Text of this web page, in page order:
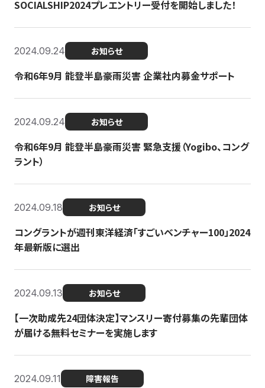
SOCIALSHIP2024プレエントリー受付を開始しました！
2024.09.24 お知らせ
令和6年9月 能登半島豪雨災害 企業社内募金サポート
2024.09.24 お知らせ
令和6年9月 能登半島豪雨災害 緊急支援（Yogibo、コング
ラント）
2024.09.18 お知らせ
コングラントが週刊東洋経済「すごいベンチャー100」2024
年最新版に選出
2024.09.13 お知らせ
【一次助成先24団体決定】マンスリー寄付募集の先輩団体
が届ける無料セミナーを実施します
2024.09.11 障害報告